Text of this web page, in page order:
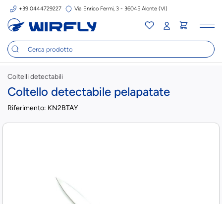
+39 0444729227 Via Enrico Fermi, 3 - 36045 Alonte (VI)
Coltelli detectabili
Coltello detectabile pelapatate
Riferimento: KN2BTAY